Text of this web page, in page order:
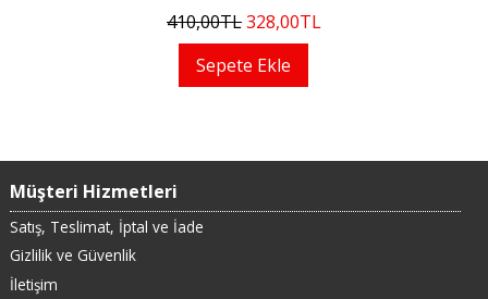
410,00TL328,00TL
Sepete Ekle
Müşteri Hizmetleri
Satış, Teslimat, İptal ve İade
Gizlilik ve Güvenlik
İletişim